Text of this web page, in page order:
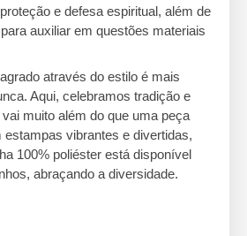
e defesa espiritual, além de
auxiliar em questões materiais
através do estilo é mais
Aqui, celebramos tradição e
muito além do que uma peça
estampas vibrantes e divertidas,
100% poliéster está disponível
abraçando a diversidade.